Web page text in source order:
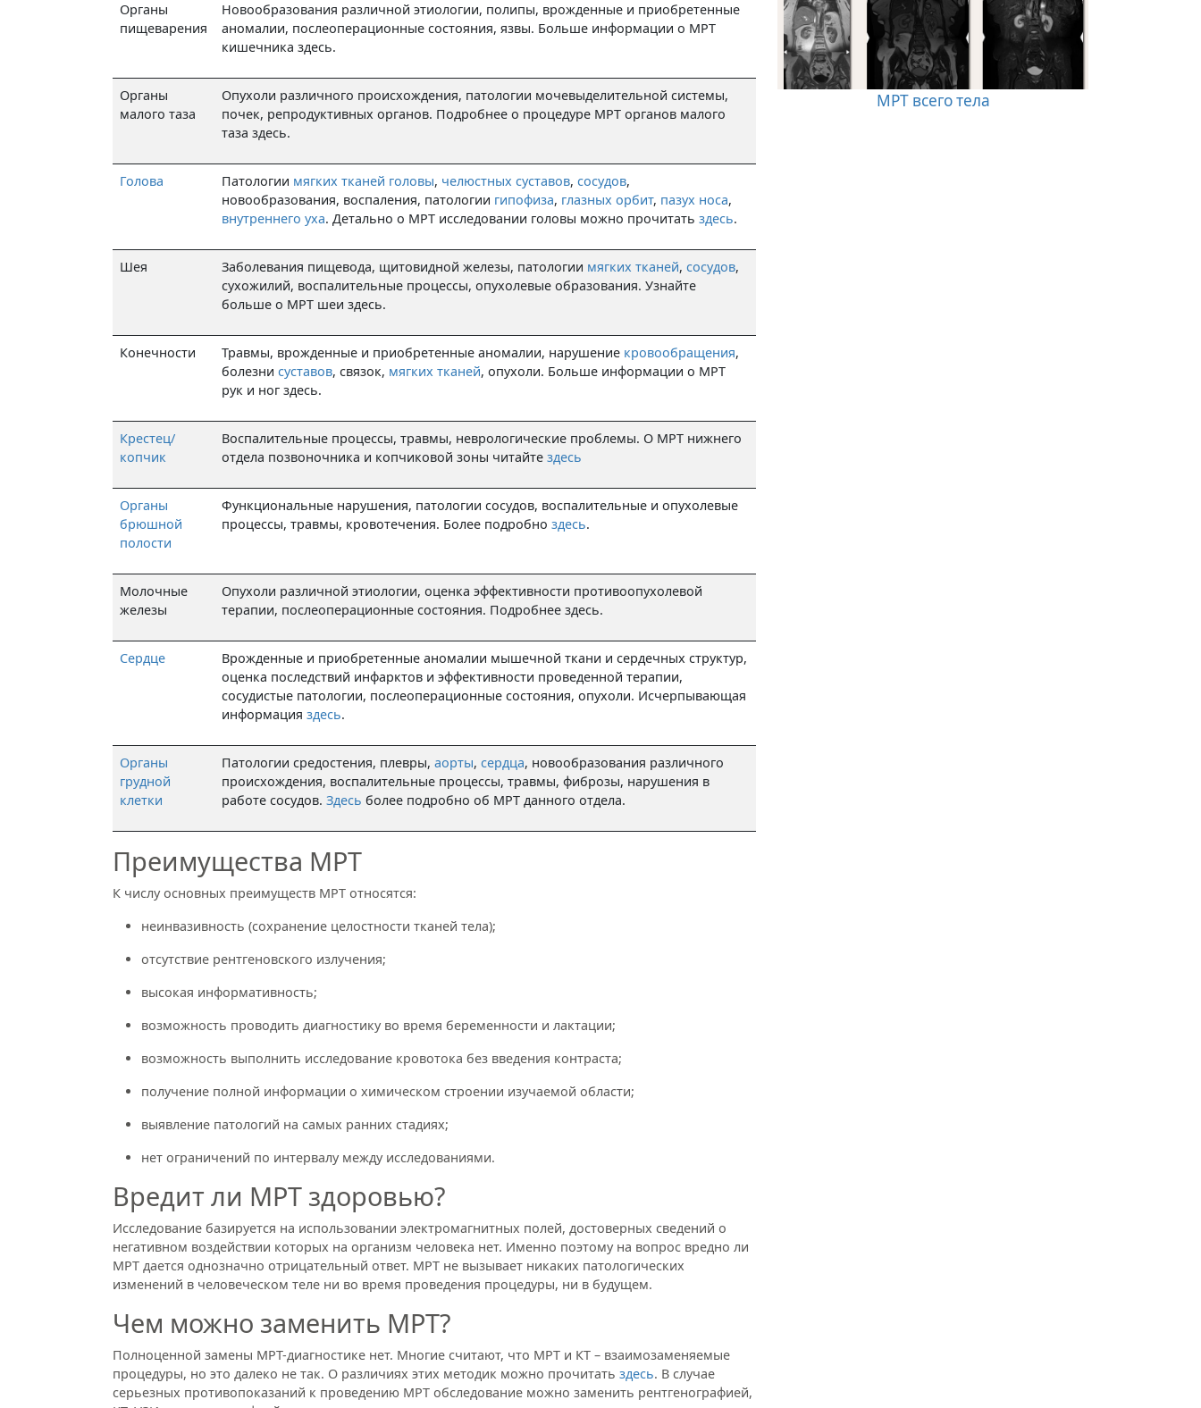
Органы
пищеварения
Новообразования различной этиологии, полипы, врожденные и приобретенные
аномалии, послеоперационные состояния, язвы. Больше информации о МРТ
кишечника здесь.
Органы
малого таза
Опухоли различного происхождения, патологии мочевыделительной системы,
почек, репродуктивных органов. Подробнее о процедуре МРТ органов малого
таза здесь.
Голова Патологии мягких тканей головы, челюстных суставов, сосудов,
новообразования, воспаления, патологии гипофиза, глазных орбит, пазух носа,
внутреннего уха. Детально о МРТ исследовании головы можно прочитать здесь.
Шея Заболевания пищевода, щитовидной железы, патологии мягких тканей, сосудов,
сухожилий, воспалительные процессы, опухолевые образования. Узнайте
больше о МРТ шеи здесь.
Конечности Травмы, врожденные и приобретенные аномалии, нарушение кровообращения,
болезни суставов, связок, мягких тканей, опухоли. Больше информации о МРТ
рук и ног здесь.
Крестец/
копчик
Воспалительные процессы, травмы, неврологические проблемы. О МРТ нижнего
отдела позвоночника и копчиковой зоны читайте здесь
Органы
брюшной
полости
Функциональные нарушения, патологии сосудов, воспалительные и опухолевые
процессы, травмы, кровотечения. Более подробно здесь.
Молочные
железы
Опухоли различной этиологии, оценка эффективности противоопухолевой
терапии, послеоперационные состояния. Подробнее здесь.
Сердце
Врожденные и приобретенные аномалии мышечной ткани и сердечных структур,
оценка последствий инфарктов и эффективности проведенной терапии,
сосудистые патологии, послеоперационные состояния, опухоли. Исчерпывающая
информация здесь.
Органы
грудной
клетки
Патологии средостения, плевры, аорты, сердца, новообразования различного
происхождения, воспалительные процессы, травмы, фиброзы, нарушения в
работе сосудов. Здесь более подробно об МРТ данного отдела.
Преимущества МРТ
К числу основных преимуществ МРТ относятся:
неинвазивность (сохранение целостности тканей тела);
отсутствие рентгеновского излучения;
высокая информативность;
возможность проводить диагностику во время беременности и лактации;
возможность выполнить исследование кровотока без введения контраста;
получение полной информации о химическом строении изучаемой области;
выявление патологий на самых ранних стадиях;
нет ограничений по интервалу между исследованиями.
Вредит ли МРТ здоровью?
Исследование базируется на использовании электромагнитных полей, достоверных сведений о
негативном воздействии которых на организм человека нет. Именно поэтому на вопрос вредно ли
МРТ дается однозначно отрицательный ответ. МРТ не вызывает никаких патологических
изменений в человеческом теле ни во время проведения процедуры, ни в будущем.
Чем можно заменить МРТ?
Полноценной замены МРТ-диагностике нет. Многие считают, что МРТ и КТ – взаимозаменяемые
процедуры, но это далеко не так. О различиях этих методик можно прочитать здесь. В случае
серьезных противопоказаний к проведению МРТ обследование можно заменить рентгенографией,
МРТ всего тела